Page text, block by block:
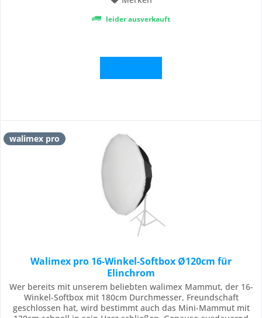
leider ausverkauft
walimex pro
Walimex pro 16-Winkel-Softbox Ø120cm für
Elinchrom
Wer bereits mit unserem beliebten walimex Mammut, der 16-
Winkel-Softbox mit 180cm Durchmesser, Freundschaft
geschlossen hat, wird bestimmt auch das Mini-Mammut mit